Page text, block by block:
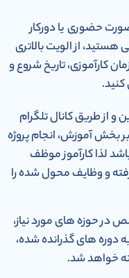
حضوری یا دورکار
از الویت بالاتری
کارآموزی، تاریخ شروع و
و از طریق کانال تلگرام
بخش آموزش، انجام پروژه
لذا کارآموز موظف
و وظایف محول شده را
در حوزه های مورد نیاز،
های گذرانده شده،
خواهد شد.